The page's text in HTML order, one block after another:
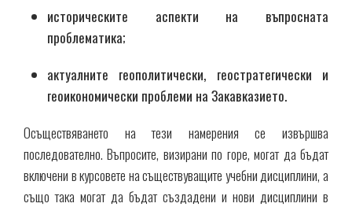
историческите аспекти на въпросната
проблематика;
актуалните геополитически, геостратегически и
геоикономически проблеми на Закавказието.
Осъществяването на тези намерения се извършва
последователно. Въпросите, визирани по горе, могат да бъдат
включени в курсовете на съществуващите учебни дисциплини, а
също така могат да бъдат създадени и нови дисциплини в